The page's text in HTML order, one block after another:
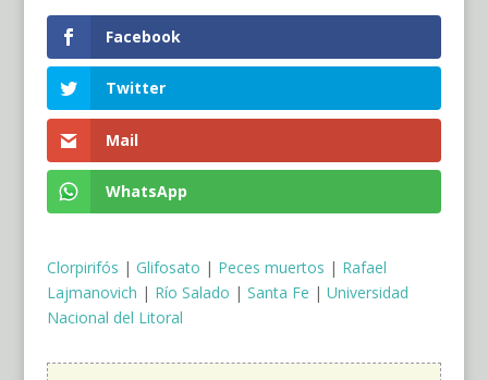
Facebook
Twitter
Mail
WhatsApp
Clorpirifós | Glifosato | Peces muertos | Rafael
Lajmanovich | Río Salado | Santa Fe | Universidad
Nacional del Litoral